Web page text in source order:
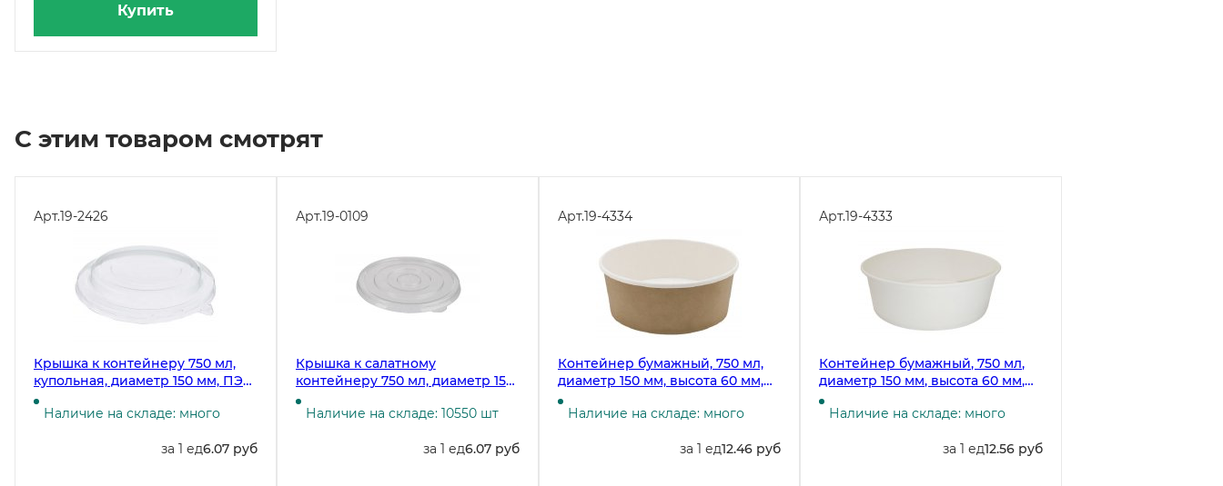
Купить
С этим товаром смотрят
Арт.19-2426
Крышка к контейнеру 750 мл,
купольная, диаметр 150 мм, ПЭТ,
прозрачная, 50 штук (контейнер
19-4333,19-1175, 19-4334)
Наличие на складе: много
за 1 ед6.07 руб
Арт.19-0109
Крышка к салатному
контейнеру 750 мл, диаметр 150
мм, в упаковке 500 штук
Наличие на складе: 10550 шт
за 1 ед6.07 руб
Арт.19-4334
Контейнер бумажный, 750 мл,
диаметр 150 мм, высота 60 мм,
крафт, 50 штук (крышка 19-0109,
19-2426)
Наличие на складе: много
за 1 ед12.46 руб
Арт.19-4333
Контейнер бумажный, 750 мл,
диаметр 150 мм, высота 60 мм,
белый, 50 штук (крышка 19-4337,
19-0109, 19-2426,19-2141, 19-3272)
Наличие на складе: много
за 1 ед12.56 руб